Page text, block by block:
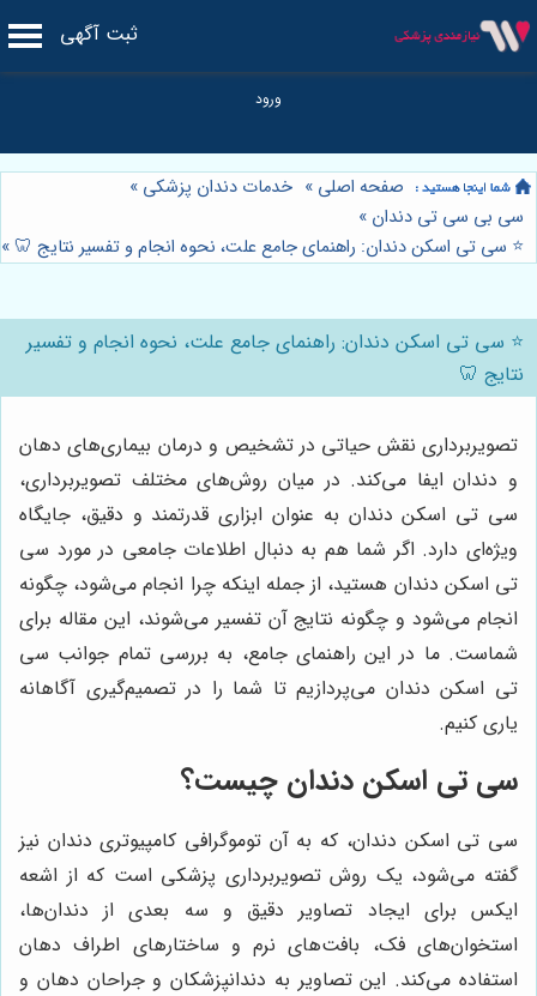
ثبت آگهی
صفحه اصلی » خدمات دندان پزشکی »
سی بی سی تی دندان »
⭐️ سی تی اسکن دندان: راهنمای جامع علت، نحوه انجام و تفسیر نتایج 🦷 »
⭐️ سی تی اسکن دندان: راهنمای جامع علت، نحوه انجام و تفسیر
نتایج 🦷
تصویربرداری نقش حیاتی در تشخیص و درمان بیماری‌های دهان
و دندان ایفا می‌کند. در میان روش‌های مختلف تصویربرداری،
سی تی اسکن دندان به عنوان ابزاری قدرتمند و دقیق، جایگاه
ویژه‌ای دارد. اگر شما هم به دنبال اطلاعات جامعی در مورد سی
تی اسکن دندان هستید، از جمله اینکه چرا انجام می‌شود، چگونه
انجام می‌شود و چگونه نتایج آن تفسیر می‌شوند، این مقاله برای
شماست. ما در این راهنمای جامع، به بررسی تمام جوانب سی
تی اسکن دندان می‌پردازیم تا شما را در تصمیم‌گیری آگاهانه
یاری کنیم.
سی تی اسکن دندان چیست؟
سی تی اسکن دندان، که به آن توموگرافی کامپیوتری دندان نیز
گفته می‌شود، یک روش تصویربرداری پزشکی است که از اشعه
ایکس برای ایجاد تصاویر دقیق و سه بعدی از دندان‌ها،
استخوان‌های فک، بافت‌های نرم و ساختارهای اطراف دهان
استفاده می‌کند. این تصاویر به دندانپزشکان و جراحان دهان و